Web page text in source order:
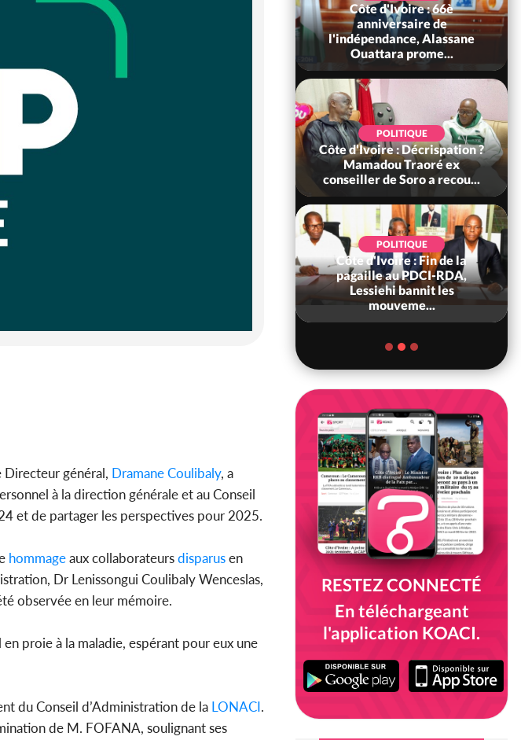
général, Dramane Coulibaly, a
à la direction générale et au Conseil
et de partager les perspectives pour 2025.
hommageaux collaborateursdisparusen
Dr Lenissongui Coulibaly Wenceslas,
observée en leur mémoire.
proie à la maladie, espérant pour eux une
du Conseil d’Administration de la LONACI.
de M. FOFANA, soulignant ses
d'absence de Biya, Hiram
Iyodi appelle le conseil
Côte d'Ivoire : 66è
anniversaire de
l'indépendance, Alassane
Ouattara prome...
POLITIQUE
Côte d'Ivoire : Décrispation ?
Mamadou Traoré ex
conseiller de Soro a recou...
POLITIQUE
Côte d'Ivoire : Fin de la
pagaille au PDCI-RDA,
Lessiehi bannit les
mouveme...
RESTEZ CONNECTÉ
En téléchargeant
l'application KOACI.